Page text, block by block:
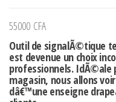
55000 CFA
Outil de signalÃ©tique
est devenue un choix
professionnels. IdÃ©ale
magasin, nous allons
dâ€™une enseigne